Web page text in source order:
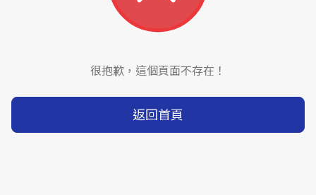
很抱歉，這個頁面不存在！
返回首頁